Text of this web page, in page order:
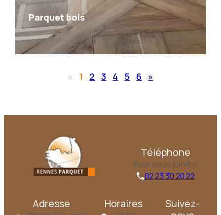
Parquet bois
« 1 2 3 4 5 6 »
Téléphone
Pour nous joindre
02 23 30 20 22
Adresse Horaires
Suivez-